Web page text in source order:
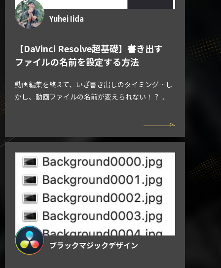
Yuhei Iida
【DaVinci Resolve超基礎】書き出す
ファイルの名前を設定する方法
動画編集を終えて、いざ書き出しのタイミング…し
かし、動画ファイルの名前が変えられない！？ ...
ブラックマジックデザイン